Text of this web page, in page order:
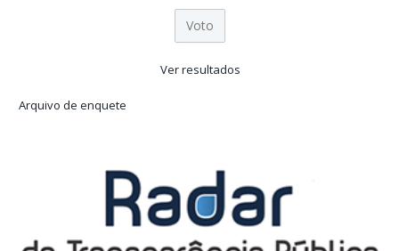
Ver resultados
Arquivo de enquete